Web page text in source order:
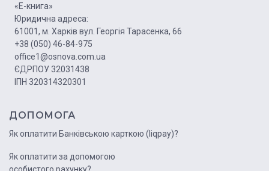
«Е-книга»
Юридична адреса:
61001, м. Харків вул. Георгія Тарасенка, 66
+38 (050) 46-84-975
office1@osnova.com.ua
ЄДРПОУ 32031438
ІПН 320314320301
ДОПОМОГА
Як оплатити Банківською карткою (liqpay)?
Як оплатити за допомогою
особистого рахунку?